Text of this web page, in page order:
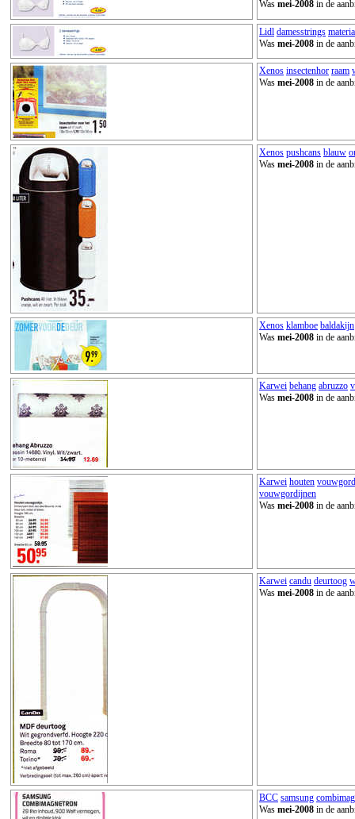
Was mei-2008 in de
Lidl damesstrings
Was mei-2008 in de
Xenos insectenhor raam
Was mei-2008 in de
Xenos pushcans blauw
Was mei-2008 in de
Xenos klamboe baldakijn
Was mei-2008 in de
Karwei behang abruzzo
Was mei-2008 in de
Karwei houten
vouwgordijnen
Was mei-2008 in de
Karwei candu deurtoog
Was mei-2008 in de
BCC samsung
Was mei-2008 in de